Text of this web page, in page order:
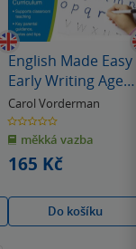
English Made Easy
Early Writing Ages
3-5 Preschool
Carol Vorderman
0.0
z
5
hvězdiček
měkká vazba
165 Kč
Do košíku